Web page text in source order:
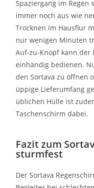
Spaziergang im Regen
immer noch aus wie
Trocknen im Hausflur
nur wenigen Minuten
Auf-zu-Knopf kann der
einhändig bedienen.
den Sortava zu öffnen
üppige Lieferumfang
üblichen Hülle ist
Taschenschirm dabei.
Fazit zum
sturmfest
Der Sortava